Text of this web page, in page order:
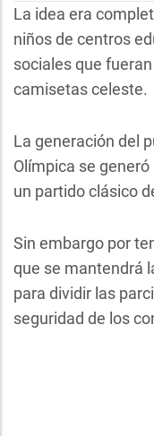
La idea era
niños de centros
sociales que
camisetas celeste.
La generación del
Olímpica se
un partido clásico
Sin embargo por
que se mantendrá
para dividir las
seguridad de los